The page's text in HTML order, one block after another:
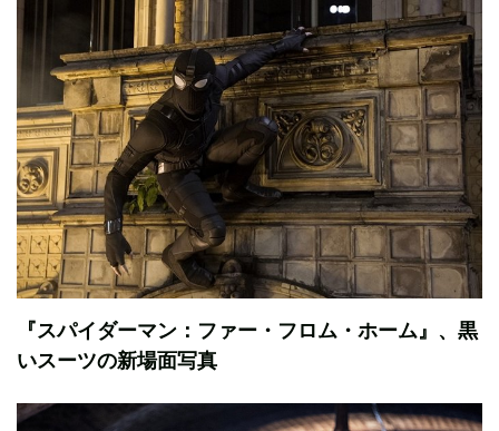
『スパイダーマン：ファー・フロム・ホーム』、黒
いスーツの新場面写真